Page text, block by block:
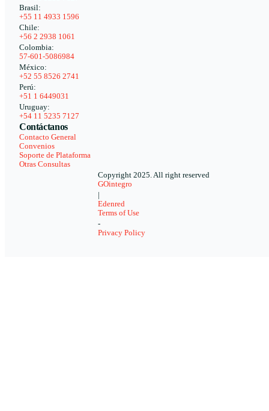
Brasil:
+55 11 4933 1596
Chile:
+56 2 2938 1061
Colombia:
57-601-5086984
México:
+52 55 8526 2741
Perú:
+51 1 6449031
Uruguay:
+54 11 5235 7127
Contáctanos
Contacto General
Convenios
Soporte de Plataforma
Otras Consultas
Copyright 2025. All right reserved
GOintegro
Edenred
Terms of Use
-
Privacy Policy